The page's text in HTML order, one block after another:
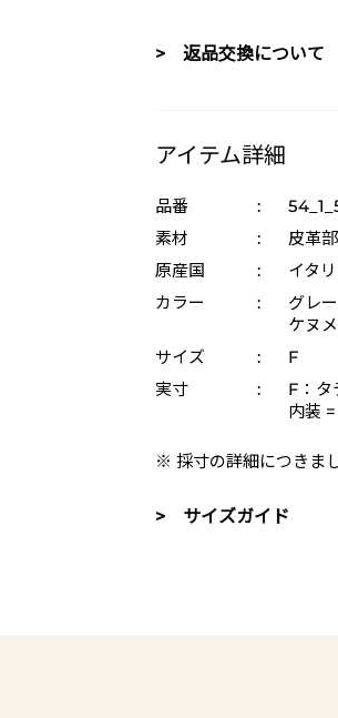
> 返品交換について
アイテム詳細
品番 :
素材
:
皮革
原産国
:
イタ
カラー
:
グレ
ケヌ
サイズ
:
F
実寸
:
F：タ
内装
※ 採寸の詳細につきま
> サイズガイド